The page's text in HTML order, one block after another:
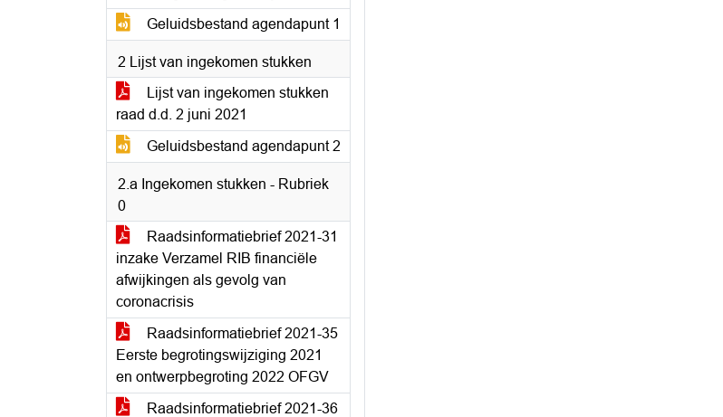
Geluidsbestand agendapunt 1
2 Lijst van ingekomen stukken
Lijst van ingekomen stukken
raad d.d. 2 juni 2021
Geluidsbestand agendapunt 2
2.a Ingekomen stukken - Rubriek
0
Raadsinformatiebrief 2021-31
inzake Verzamel RIB financiële
afwijkingen als gevolg van
coronacrisis
Raadsinformatiebrief 2021-35
Eerste begrotingswijziging 2021
en ontwerpbegroting 2022 OFGV
Raadsinformatiebrief 2021-36